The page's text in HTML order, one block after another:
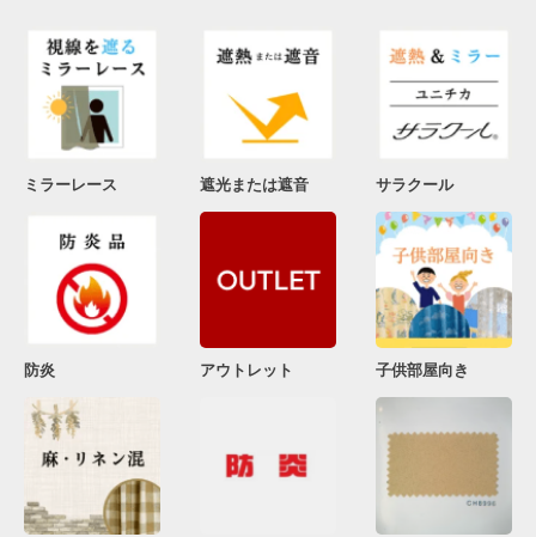
ミラーレース 遮光または遮音 サラクール
防炎 アウトレット 子供部屋向き